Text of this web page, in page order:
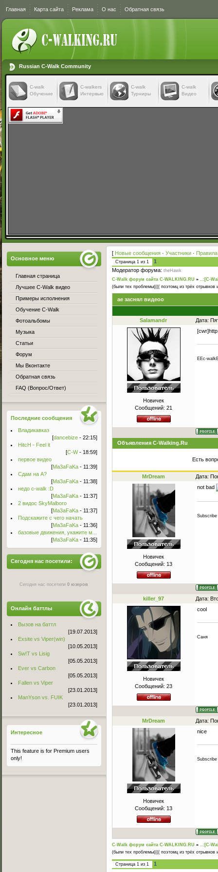
Главная Карта сайта Реклама О нас Обратная связь
Russian C-Walk Community
C-walk
Обучение
C-walkers
Интервью
С-walk
Турниры
С-walk
Видео
[ Новые сообщения · Участники ·
Страница 1 из 1
1
Модератор форума: theHawk
C-Walk форум сайта C-WALKING.RU » ..:[C-
(были тех проблемы(((( поэтомц из трёх отрывков
ае заснял видеоо
Salamandr Дата:
Новичек
Сообщений: 21
EEc-
Объявления C-Walking.Ru
Есть
MrDream Дата:
Новичек
Сообщений: 13
not bad
killer_97 Дата:
Новичек
Сообщений: 23
cool
Саня
MrDream Дата:
Новичек
Сообщений: 13
nice
C-Walk форум сайта C-WALKING.RU » ..:[C-
(были тех проблемы(((( поэтомц из трёх отрывков
Страница 1 из 1 1
Основное меню
Главная страница
Лучшее C-Walk видео
Примеры исполнения
Обучение C-Walk
Фотоальбомы
Музыка
Статьи
Форум
Мы Вконтакте
Обратная связь
FAQ (Вопрос/Ответ)
Последние сообщения
Владикавказ
[dancebize - 22:15]
HitcH - Feel it
[C-W- 18:59]
первое видео
[Ma3aFaKa - 11:39]
Сдам на А?
[Ma3aFaKa - 11:38]
недо c-walk :D
[Ma3aFaKa - 11:37]
2 видос SkyMalboro
[Ma3aFaKa - 11:37]
Подскажите с чего начать
[Ma3aFaKa - 11:36]
базовые движения, укажите м...
[Ma3aFaKa - 11:35]
Сегодня нас посетили:
Сегодня нас посетили0 юзеров
Онлайн баттлы
Вызов на баттл
[19.07.2013]
Exsite vs Viper(win)
[10.05.2013]
Sw!T vs Lisig
[05.05.2013]
Ever vs Carbon
[05.05.2013]
Fallen vs Viper
[23.01.2013]
ManYson vs. FUIK
[23.01.2013]
Интересное
This feature is for Premium users
only!